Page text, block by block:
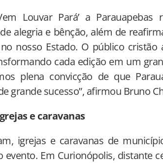
Louvar Pará’ a
alegria e bênção, além de
nosso Estado. O público cristão
cada edição em um
plena convicção de que
grande sucesso”, afirmou Bruno
e caravanas
igrejas e caravanas de
evento. Em Curionópolis, distante